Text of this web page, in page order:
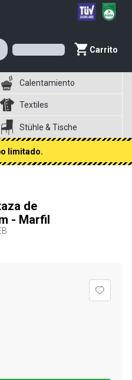
Carrito
Calentamiento
Textiles
Stühle & Tische
limitado.
de
- Marfil